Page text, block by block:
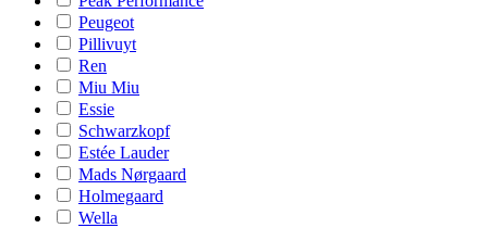
Peugeot
Pillivuyt
Ren
Miu Miu
Essie
Schwarzkopf
Estée Lauder
Mads Nørgaard
Holmegaard
Wella